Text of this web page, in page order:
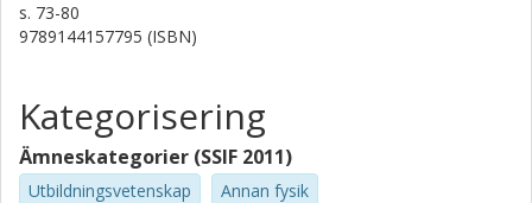
s. 73-80
9789144157795 (ISBN)
Kategorisering
Ämneskategorier (SSIF 2011)
Utbildningsvetenskap Annan fysik